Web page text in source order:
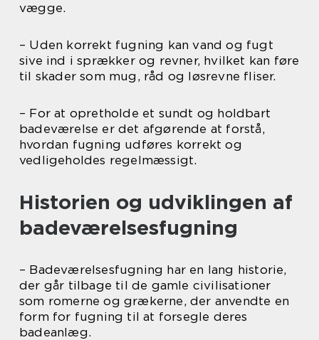
vægge.
– Uden korrekt fugning kan vand og fugt
sive ind i sprækker og revner, hvilket kan føre
til skader som mug, råd og løsrevne fliser.
– For at opretholde et sundt og holdbart
badeværelse er det afgørende at forstå,
hvordan fugning udføres korrekt og
vedligeholdes regelmæssigt.
Historien og udviklingen af
badeværelsesfugning
– Badeværelsesfugning har en lang historie,
der går tilbage til de gamle civilisationer
som romerne og grækerne, der anvendte en
form for fugning til at forsegle deres
badeanlæg.